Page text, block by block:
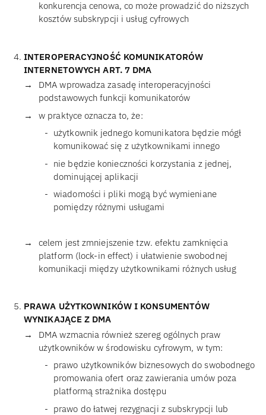
konkurencja cenowa, co może prowadzić do niższych
kosztów subskrypcji i usług cyfrowych
INTEROPERACYJNOŚĆ KOMUNIKATORÓW
INTERNETOWYCH ART. 7 DMA
DMA wprowadza zasadę interoperacyjności
podstawowych funkcji komunikatorów
w praktyce oznacza to, że:
użytkownik jednego komunikatora będzie mógł
komunikować się z użytkownikami innego
nie będzie konieczności korzystania z jednej,
dominującej aplikacji
wiadomości i pliki mogą być wymieniane
pomiędzy różnymi usługami
celem jest zmniejszenie tzw. efektu zamknięcia
platform (lock-in effect) i ułatwienie swobodnej
komunikacji między użytkownikami różnych usług
PRAWA UŻYTKOWNIKÓW I KONSUMENTÓW
WYNIKAJĄCE Z DMA
DMA wzmacnia również szereg ogólnych praw
użytkowników w środowisku cyfrowym, w tym:
prawo użytkowników biznesowych do swobodnego
promowania ofert oraz zawierania umów poza
platformą strażnika dostępu
prawo do łatwej rezygnacji z subskrypcji lub